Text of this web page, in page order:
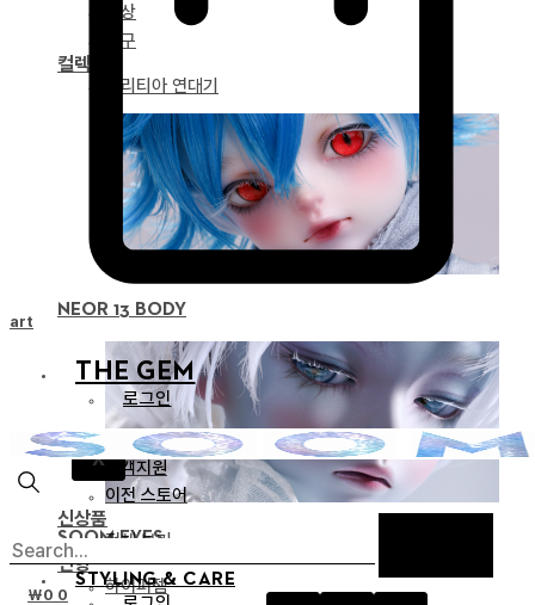
의상
도구
컬렉션
드리티아 연대기
NEOR 13 BODY
SOOM EYES
STYLING & CARE
THE GEM
로그인
X
공지
고객지원
이전 스토어
신상품
전체 보기
인형
하이퍼젬
₩0 0